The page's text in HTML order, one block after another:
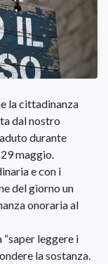
la cittadinanza
dal nostro
durante
maggio.
e con i
del giorno un
onoraria al
leggere i
la sostanza.